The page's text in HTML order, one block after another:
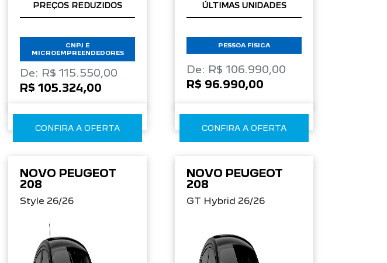
PREÇOS REDUZIDOS
CNPJ E
MICROEMPREENDEDORES
De: R$ 115.550,00
R$ 105.324,00
CONFIRA A OFERTA
ÚLTIMAS UNIDADES
PESSOA FÍSICA
De: R$ 106.990,00
R$ 96.990,00
CONFIRA A OFERTA
NOVO PEUGEOT
208
Style 26/26
NOVO PEUGEOT
208
GT Hybrid 26/26